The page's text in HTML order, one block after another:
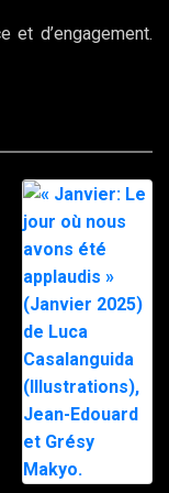
et d’engagement.